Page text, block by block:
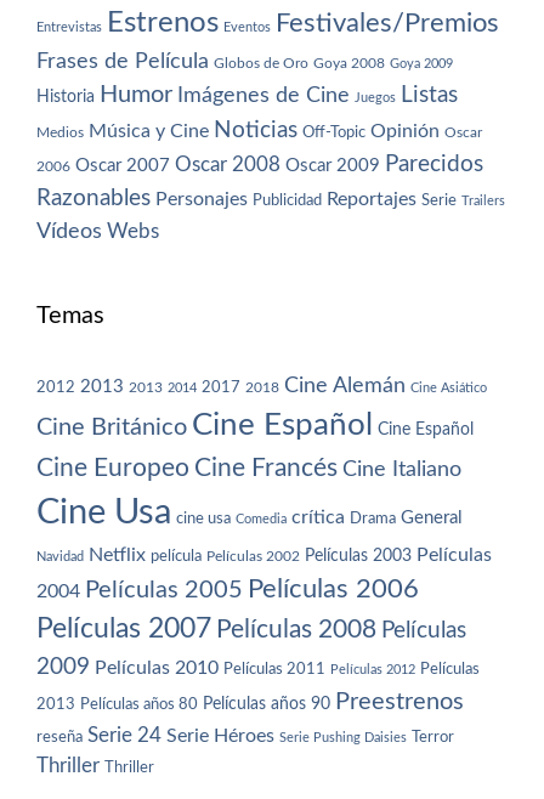
Entrevistas Estrenos Eventos Festivales/Premios
Frases de Película Globos de Oro Goya 2008 Goya 2009
Historia Humor Imágenes de Cine Juegos Listas
Medios Música y Cine Noticias Off-Topic Opinión Oscar
2006 Oscar 2007 Oscar 2008 Oscar 2009 Parecidos
Razonables Personajes Publicidad Reportajes Serie Trailers
Vídeos Webs
Temas
2012 2013 2013 2014 2017 2018 Cine Alemán Cine Asiático
Cine Británico Cine Español Cine Español
Cine Europeo Cine Francés Cine Italiano
Cine Usa cine usa Comedia crítica Drama General
Navidad Netflix película Películas 2002 Películas 2003 Películas
2004 Películas 2005 Películas 2006
Películas 2007 Películas 2008 Películas
2009 Películas 2010 Películas 2011 Películas 2012 Películas
2013 Películas años 80 Películas años 90 Preestrenos
reseña Serie 24 Serie Héroes Serie Pushing Daisies Terror
Thriller Thriller